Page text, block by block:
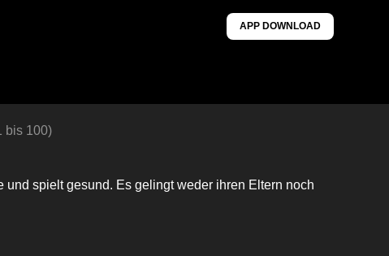
APP DOWNLOAD
bis 100)
spielt gesund. Es gelingt weder ihren Eltern noch